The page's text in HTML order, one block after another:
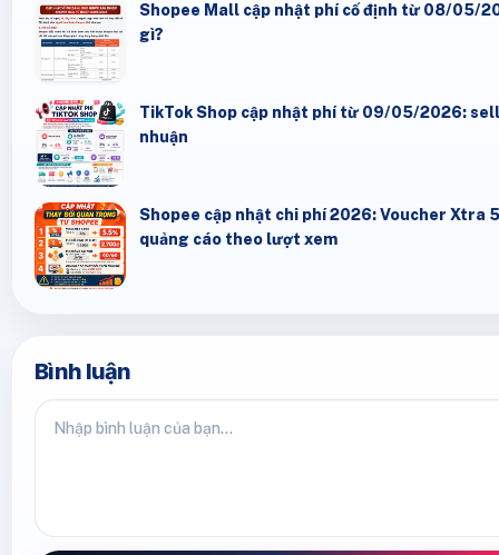
Shopee Mall cập nhật phí cố định từ 08/05/
gì?
TikTok Shop cập nhật phí từ 09/05/2026:
nhuận
Shopee cập nhật chi phí 2026: Voucher Xtra
quảng cáo theo lượt xem
Bình luận